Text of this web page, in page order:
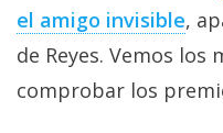
privacidad
/
Aviso
el amigo invisible,
de Reyes. Vemos los
comprobar los